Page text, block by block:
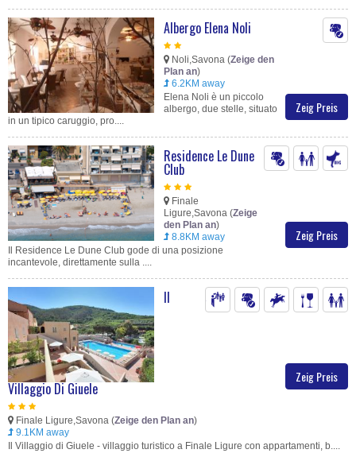
Zeig Preis
Albergo Elena Noli
Noli,Savona (Zeige den
Plan an)
6.2KM away
Elena Noli è un piccolo
albergo, due stelle, situato
in un tipico caruggio, pro....
Zeig Preis
Residence Le Dune
Club
Finale
Ligure,Savona (Zeige
den Plan an)
8.8KM away
Il Residence Le Dune Club gode di una posizione
incantevole, direttamente sulla ....
Zeig Preis
Il
Villaggio Di Giuele
Finale Ligure,Savona (Zeige den Plan an)
9.1KM away
Il Villaggio di Giuele - villaggio turistico a Finale Ligure con appartamenti, b....